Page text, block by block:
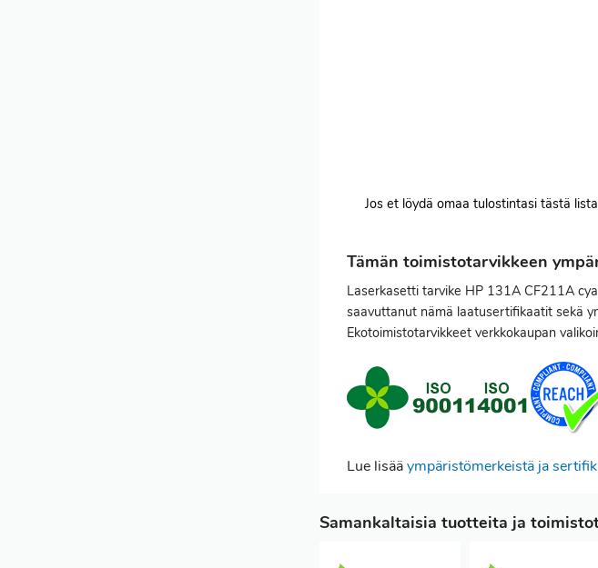
Jos et löydä omaa tulostintasi tästä
Tämän toimistotarvikkeen
Laserkasetti tarvike HP 131A CF211A
saavuttanut nämä laatusertifikaatit sekä
Ekotoimistotarvikkeet verkkokaupan
Lue lisääympäristömerkeistä ja
Samankaltaisia tuotteita ja